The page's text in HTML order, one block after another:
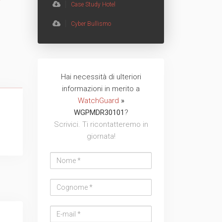
Case Study Hotel
Cyber Bullismo
Hai necessità di ulteriori
informazioni in merito a
WatchGuard »
WGPMDR30101 ?
Scrivici. Ti ricontatteremo in
giornata!